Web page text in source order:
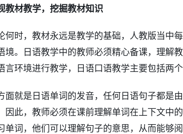
教材教学，挖掘教材知识
何时，教材永远是教学的基础，人教版当中
境。日语教学中的教师必须精心备课，理解
言环境进行教学，日语口语教学主要包括两个
面就是日语单词的发音，任何日语句子都是
因此，教师必须在课前理解单词在上下文中
单词，他们可以理解句子的意思，从而能够阅